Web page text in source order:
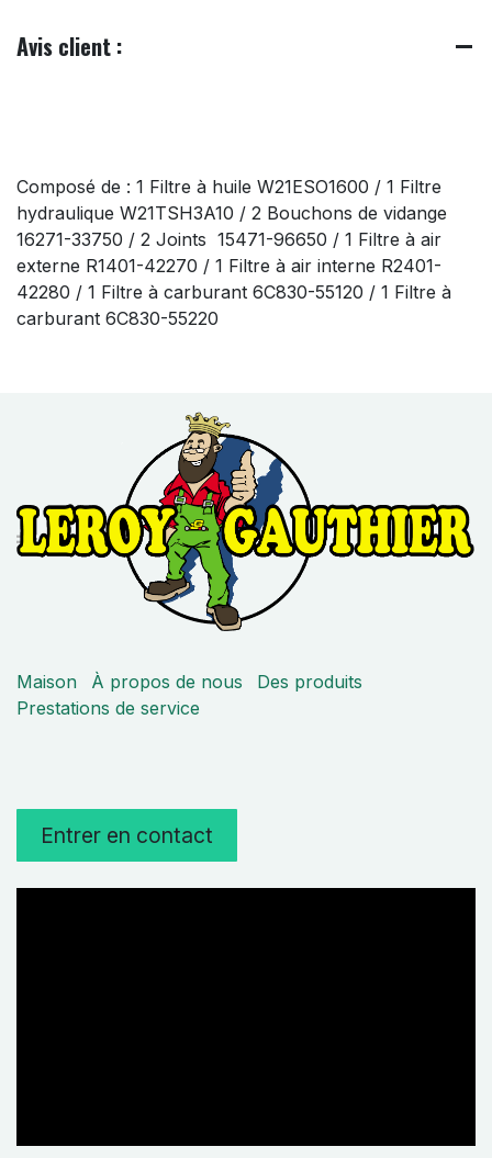
Avis client :
Composé de : 1 Filtre à huile W21ESO1600 / 1 Filtre
hydraulique W21TSH3A10 / 2 Bouchons de vidange
16271-33750 / 2 Joints 15471-96650 / 1 Filtre à air
externe R1401-42270 / 1 Filtre à air interne R2401-
42280 / 1 Filtre à carburant 6C830-55120 / 1 Filtre à
carburant 6C830-55220
Maison À propos de nous
Des produits
Prestations de service
Entrer en contact